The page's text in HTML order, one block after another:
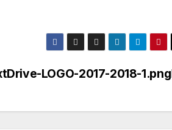
LOGO-2017-2018-1.png